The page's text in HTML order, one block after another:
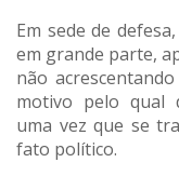
Em sede de
em grande parte,
não
motivo pelo qual
uma vez que se
fato político.